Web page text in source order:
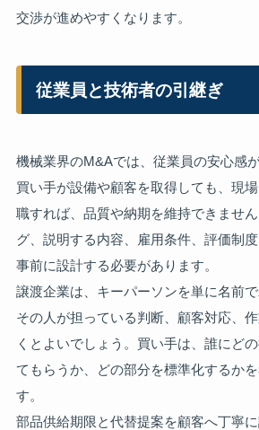
交渉が進めやすくなります。
従業員と技術者の引継ぎ
機械業界のM&Aでは、従業員の安心感
買い手が設備や顧客を取得しても、現
職すれば、品質や納期を維持できませ
グ、説明する内容、雇用条件、評価制
事前に設計する必要があります。
譲渡企業は、キーパーソンを単に名前で
その人が担っている判断、顧客対応、
くとよいでしょう。買い手は、誰にど
てもらうか、どの部分を標準化するか
す。
部品供給期限と代替提案を顧客へ丁寧